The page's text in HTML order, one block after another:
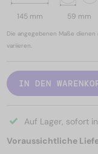
145 mm 59 mm
Die angegebenen Maße
variieren.
IN DEN
Auf Lager, sofort
Voraussichtliche